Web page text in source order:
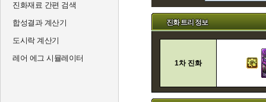
진화재료 간편 검색
합성결과 계산기
도시락 계산기
레어 에그 시뮬레이터
진화 트리 정보
1차 진화